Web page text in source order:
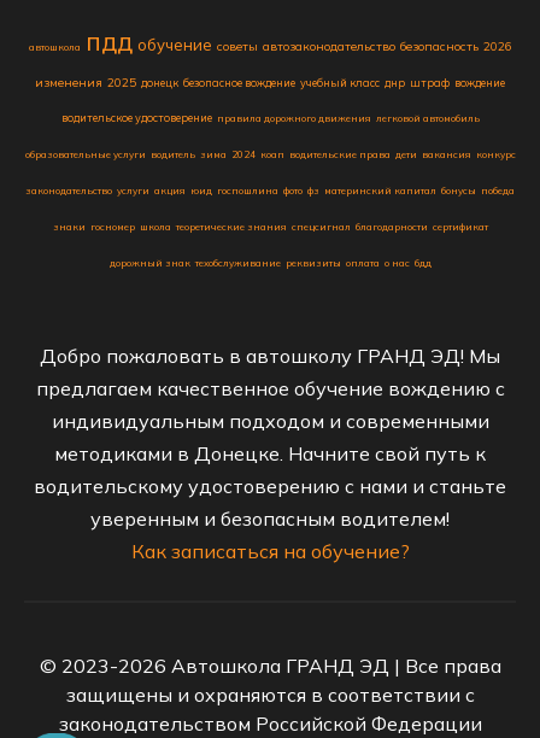
автошкола пдд обучение советы автозаконодательство безопасность 2026
изменения 2025 донецк безопасное вождение учебный класс днр штраф вождение
водительское удостоверение правила дорожного движения легковой автомобиль
образовательные услуги водитель зима 2024 коап водительские права дети вакансия конкурс
законодательство услуги акция юид госпошлина фото фз материнский капитал бонусы победа
знаки госномер школа теоретические знания спецсигнал благодарности сертификат
дорожный знак техобслуживание реквизиты оплата о нас бдд
Добро пожаловать в автошколу ГРАНД ЭД! Мы
предлагаем качественное обучение вождению с
индивидуальным подходом и современными
методиками в Донецке. Начните свой путь к
водительскому удостоверению с нами и станьте
уверенным и безопасным водителем!
Как записаться на обучение?
© 2023-2026 Автошкола ГРАНД ЭД | Все права
защищены и охраняются в соответствии с
законодательством Российской Федерации